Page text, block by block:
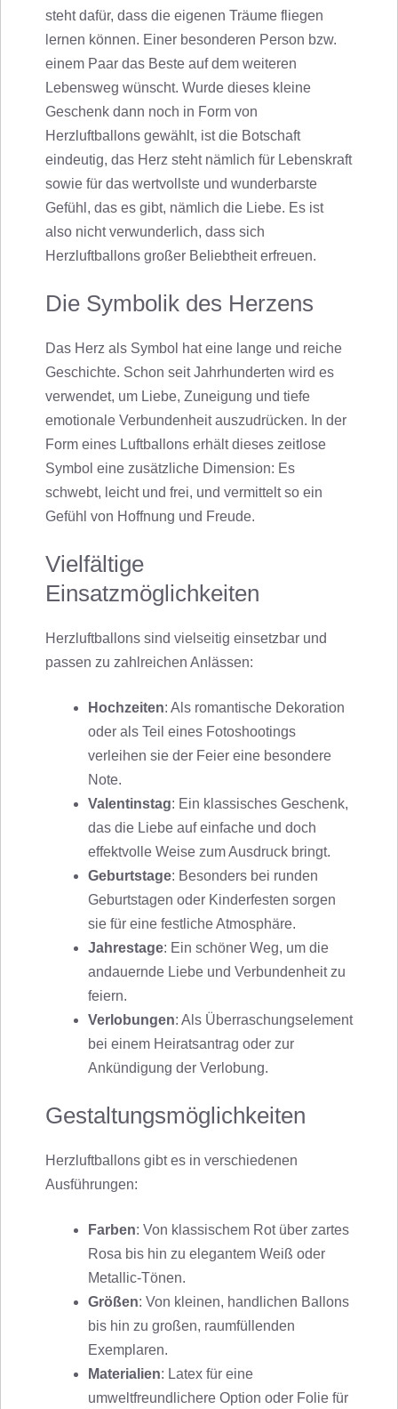
steht dafür, dass die eigenen Träume fliegen
lernen können. Einer besonderen Person bzw.
einem Paar das Beste auf dem weiteren
Lebensweg wünscht. Wurde dieses kleine
Geschenk dann noch in Form von
Herzluftballons gewählt, ist die Botschaft
eindeutig, das Herz steht nämlich für Lebenskraft
sowie für das wertvollste und wunderbarste
Gefühl, das es gibt, nämlich die Liebe. Es ist
also nicht verwunderlich, dass sich
Herzluftballons großer Beliebtheit erfreuen.
Die Symbolik des Herzens
Das Herz als Symbol hat eine lange und reiche
Geschichte. Schon seit Jahrhunderten wird es
verwendet, um Liebe, Zuneigung und tiefe
emotionale Verbundenheit auszudrücken. In der
Form eines Luftballons erhält dieses zeitlose
Symbol eine zusätzliche Dimension: Es
schwebt, leicht und frei, und vermittelt so ein
Gefühl von Hoffnung und Freude.
Vielfältige
Einsatzmöglichkeiten
Herzluftballons sind vielseitig einsetzbar und
passen zu zahlreichen Anlässen:
Hochzeiten: Als romantische Dekoration
oder als Teil eines Fotoshootings
verleihen sie der Feier eine besondere
Note.
Valentinstag: Ein klassisches Geschenk,
das die Liebe auf einfache und doch
effektvolle Weise zum Ausdruck bringt.
Geburtstage: Besonders bei runden
Geburtstagen oder Kinderfesten sorgen
sie für eine festliche Atmosphäre.
Jahrestage: Ein schöner Weg, um die
andauernde Liebe und Verbundenheit zu
feiern.
Verlobungen: Als Überraschungselement
bei einem Heiratsantrag oder zur
Ankündigung der Verlobung.
Gestaltungsmöglichkeiten
Herzluftballons gibt es in verschiedenen
Ausführungen:
Farben: Von klassischem Rot über zartes
Rosa bis hin zu elegantem Weiß oder
Metallic-Tönen.
Größen: Von kleinen, handlichen Ballons
bis hin zu großen, raumfüllenden
Exemplaren.
Materialien: Latex für eine
umweltfreundlichere Option oder Folie für